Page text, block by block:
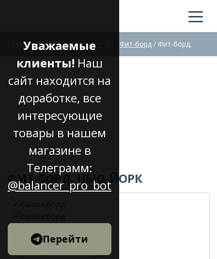
Уважаемые
клиенты! Наш
сайт находится на
доработке, все
интересующие
товары в нашем
магазине в
Телеграмм:
@balancer_pro_bot
Перейти
Главная/Магазин/Balancer SU Фит-борд / Фит-борд,
Нью-Йорк
ФИТ-БОРД, НЬЮ-ЙОРК
ФИТ-БОРД, НЬЮ-ЙОРК